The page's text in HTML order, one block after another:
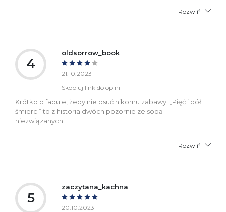
Rozwiń
4
oldsorrow_book
21.10.2023
Skopiuj link do opinii
Krótko o fabule, żeby nie psuć nikomu zabawy. „Pięć i pół
śmierci” to z historia dwóch pozornie ze sobą
niezwiązanych
Rozwiń
5
zaczytana_kachna
20.10.2023